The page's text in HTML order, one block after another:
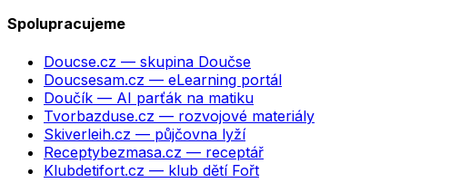
Spolupracujeme
Doucse.cz — skupina Doučse
Doucsesam.cz — eLearning portál
Doučík — AI parťák na matiku
Tvorbazduse.cz — rozvojové materiály
Skiverleih.cz — půjčovna lyží
Receptybezmasa.cz — receptář
Klubdetifort.cz — klub dětí Fořt